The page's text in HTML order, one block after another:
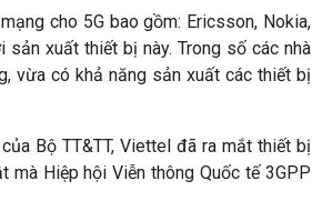
cho 5G bao gồm: Ericsson, Nokia,
xuất thiết bị này. Trong số các nhà
vừa có khả năng sản xuất các thiết bị
Bộ TT&TT, Viettel đã ra mắt thiết bị
Hiệp hội Viễn thông Quốc tế 3GPP